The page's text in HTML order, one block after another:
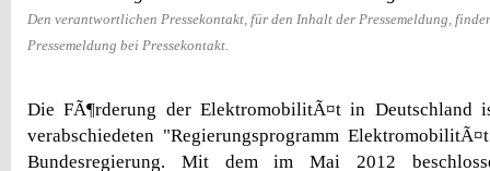
Den verantwortlichen Pressekontakt, für den Inhalt der Pressemeldung,
Pressemeldung bei Pressekontakt.
Die FÃ¶rderung der ElektromobilitÃ¤t in Deutschland
verabschiedeten "Regierungsprogramm
Bundesregierung. Mit dem im Mai 2012